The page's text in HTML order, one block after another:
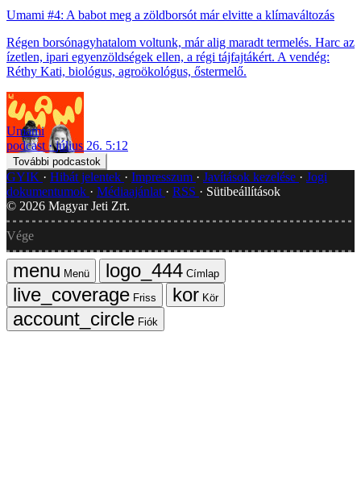
Umami #4: A babot meg a zöldborsót már elvitte a klímaváltozás
Régen borsónagyhatalom voltunk, már alig maradt termelés. Harc az
ízetlen, ipari egyenzöldségek ellen, a régi tájfajtákért. A vendég:
Réthy Kati, biológus, agroökológus, őstermelő.
Umami
podcast
július 26. 5:12
További podcastok
GYIK Hibát jelentek Impresszum Javítások kezelése
Jogi
dokumentumok
Médiaajánlat RSS
Sütibeállítások
© 2026 Magyar Jeti Zrt.
Vége
Menü
Címlap
Friss
Kör
Fiók